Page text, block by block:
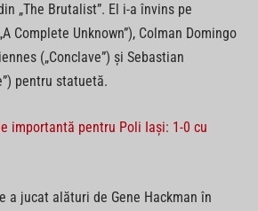
„The Brutalist”. El i-a învins pe
Complete Unknown”), Colman Domingo
(„Conclave”) şi Sebastian
pentru statuetă.
importantă pentru Poli Iași: 1-0 cu
a jucat alături de Gene Hackman în